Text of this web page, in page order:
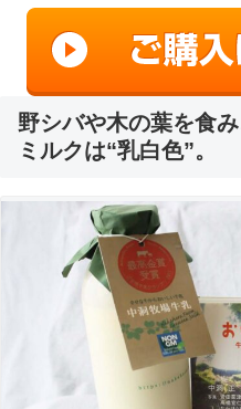
野シバや木の葉を食
ミルクは“乳白色”。